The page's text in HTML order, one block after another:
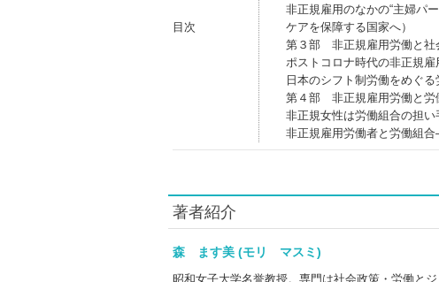
目次
非正規雇用のなかの“主婦パー
ケアを保障する国家へ）
第３部 非正規雇用労働と社
ポストコロナ時代の非正規雇
日本のシフト制労働をめぐる
第４部 非正規雇用労働と労
非正規女性は労働組合の担い
非正規雇用労働者と労働組
著者紹介
森 ます美 (モリ マスミ)
昭和女子大学名誉教授。専門は社会政策・労働と